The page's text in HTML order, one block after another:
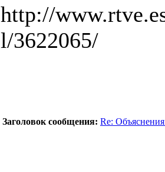
http://
l/3622065/
Заголовок сообщения: Re: